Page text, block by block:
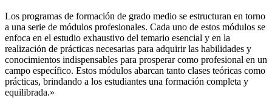
Los programas de formación de grado medio se estructuran en torno
a una serie de módulos profesionales. Cada uno de estos módulos se
enfoca en el estudio exhaustivo del temario esencial y en la
realización de prácticas necesarias para adquirir las habilidades y
conocimientos indispensables para prosperar como profesional en un
campo específico. Estos módulos abarcan tanto clases teóricas como
prácticas, brindando a los estudiantes una formación completa y
equilibrada.»